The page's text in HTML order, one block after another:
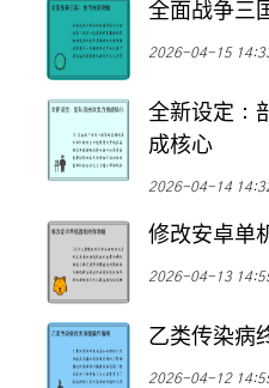
全面战争三
2026-04-15
全新设定：
成核心
2026-04-14
修改安卓单
2026-04-13
乙类传染病
2026-04-12